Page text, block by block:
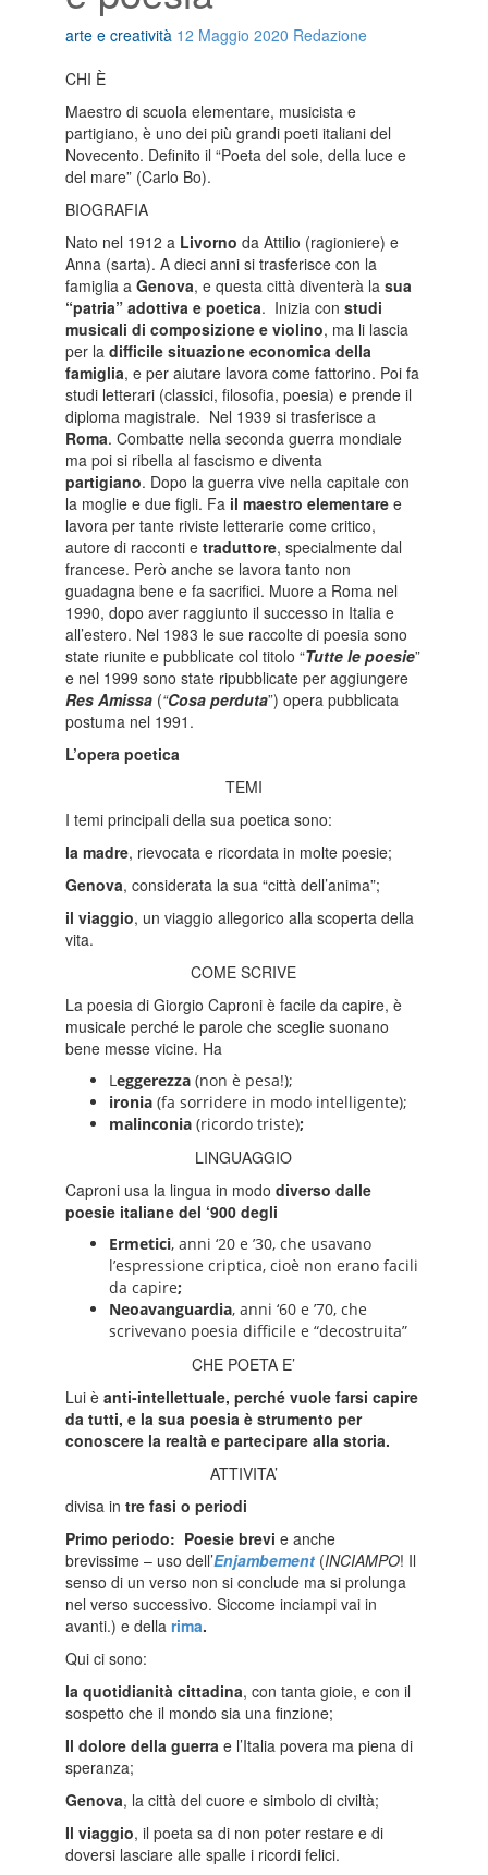
arte e creatività 12 Maggio 2020 Redazione
CHI È
Maestro di scuola elementare, musicista e
partigiano, è uno dei più grandi poeti italiani del
Novecento. Definito il “Poeta del sole, della luce e
del mare” (Carlo Bo).
BIOGRAFIA
Nato nel 1912 a Livorno da Attilio (ragioniere) e
Anna (sarta). A dieci anni si trasferisce con la
famiglia a Genova, e questa città diventerà la sua
“patria” adottiva e poetica. Inizia con studi
musicali di composizione e violino, ma li lascia
per la difficile situazione economica della
famiglia, e per aiutare lavora come fattorino. Poi fa
studi letterari (classici, filosofia, poesia) e prende il
diploma magistrale. Nel 1939 si trasferisce a
Roma. Combatte nella seconda guerra mondiale
ma poi si ribella al fascismo e diventa
partigiano. Dopo la guerra vive nella capitale con
la moglie e due figli. Fa il maestro elementare e
lavora per tante riviste letterarie come critico,
autore di racconti e traduttore, specialmente dal
francese. Però anche se lavora tanto non
guadagna bene e fa sacrifici. Muore a Roma nel
1990, dopo aver raggiunto il successo in Italia e
all’estero. Nel 1983 le sue raccolte di poesia sono
state riunite e pubblicate col titolo “Tutte le poesie”
e nel 1999 sono state ripubblicate per aggiungere
Res Amissa (“Cosa perduta”) opera pubblicata
postuma nel 1991.
L’opera poetica
TEMI
I temi principali della sua poetica sono:
la madre, rievocata e ricordata in molte poesie;
Genova, considerata la sua “città dell’anima”;
il viaggio, un viaggio allegorico alla scoperta della
vita.
COME SCRIVE
La poesia di Giorgio Caproni è facile da capire, è
musicale perché le parole che sceglie suonano
bene messe vicine. Ha
Leggerezza (non è pesa!);
ironia (fa sorridere in modo intelligente);
malinconia (ricordo triste);
LINGUAGGIO
Caproni usa la lingua in modo diverso dalle
poesie italiane del ‘900 degli
Ermetici, anni ‘20 e ’30, che usavano
l’espressione criptica, cioè non erano facili
da capire;
Neoavanguardia, anni ‘60 e ’70, che
scrivevano poesia difficile e “decostruita”
CHE POETA E’
Lui è anti-intellettuale, perché vuole farsi capire
da tutti, e la sua poesia è strumento per
conoscere la realtà e partecipare alla storia.
ATTIVITA’
divisa in tre fasi o periodi
Primo periodo: Poesie brevi e anche
brevissime – uso dell’Enjambement (INCIAMPO! Il
senso di un verso non si conclude ma si prolunga
nel verso successivo. Siccome inciampi vai in
avanti.) e della rima.
Qui ci sono:
la quotidianità cittadina, con tanta gioie, e con il
sospetto che il mondo sia una finzione;
Il dolore della guerra e l’Italia povera ma piena di
speranza;
Genova, la città del cuore e simbolo di civiltà;
Il viaggio, il poeta sa di non poter restare e di
doversi lasciare alle spalle i ricordi felici.